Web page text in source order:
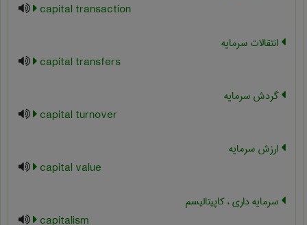
capital transaction
انتقالات سرمایه
capital transfers
گردش سرمایه
capital turnover
ارزش سرمایه
capital value
سرمایه داری ، کاپیتالیسم
capitalism